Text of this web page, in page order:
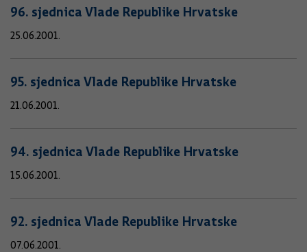
96. sjednica Vlade Republike Hrvatske
25.06.2001.
95. sjednica Vlade Republike Hrvatske
21.06.2001.
94. sjednica Vlade Republike Hrvatske
15.06.2001.
92. sjednica Vlade Republike Hrvatske
07.06.2001.